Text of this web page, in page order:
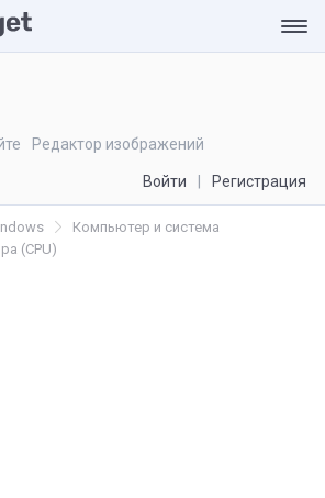
Редактор изображений
Войти Регистрация
Компьютер и система
(CPU)